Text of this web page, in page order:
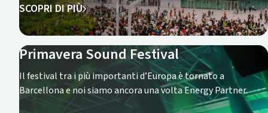
SCOPRI DI PIÙ
Primavera Sound Festival
Il festival tra i più importanti d’Europa è tornato a
Barcellona e noi siamo ancora una volta Energy Partner.